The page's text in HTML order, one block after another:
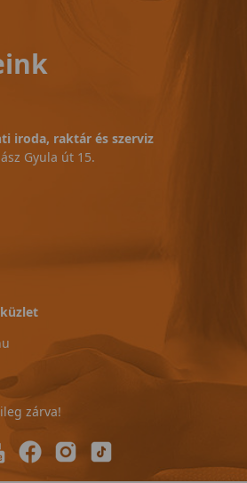
iroda, raktár és szerviz
Gyula út 15.
zárva!